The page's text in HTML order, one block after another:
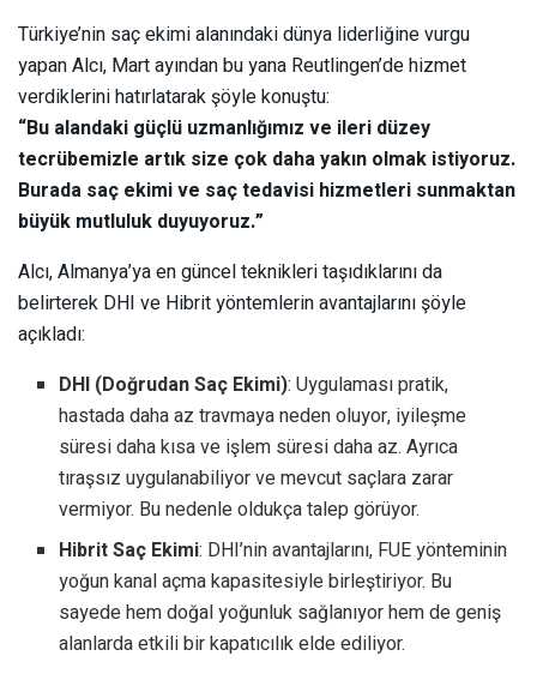
Türkiye’nin saç ekimi alanındaki dünya liderliğine vurgu
yapan Alcı, Mart ayından bu yana Reutlingen’de hizmet
verdiklerini hatırlatarak şöyle konuştu:
“Bu alandaki güçlü uzmanlığımız ve ileri düzey
tecrübemizle artık size çok daha yakın olmak istiyoruz.
Burada saç ekimi ve saç tedavisi hizmetleri sunmaktan
büyük mutluluk duyuyoruz.”
Alcı, Almanya’ya en güncel teknikleri taşıdıklarını da
belirterek DHI ve Hibrit yöntemlerin avantajlarını şöyle
açıkladı:
DHI (Doğrudan Saç Ekimi): Uygulaması pratik,
hastada daha az travmaya neden oluyor, iyileşme
süresi daha kısa ve işlem süresi daha az. Ayrıca
tıraşsız uygulanabiliyor ve mevcut saçlara zarar
vermiyor. Bu nedenle oldukça talep görüyor.
Hibrit Saç Ekimi: DHI’nin avantajlarını, FUE yönteminin
yoğun kanal açma kapasitesiyle birleştiriyor. Bu
sayede hem doğal yoğunluk sağlanıyor hem de geniş
alanlarda etkili bir kapatıcılık elde ediliyor.